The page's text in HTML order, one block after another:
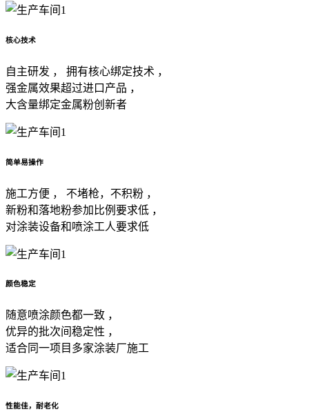
核心技术
自主研发 ， 拥有核心绑定技术 ，
强金属效果超过进口产品 ，
大含量绑定金属粉创新者
简单易操作
施工方便 ， 不堵枪，不积粉 ，
新粉和落地粉参加比例要求低 ，
对涂装设备和喷涂工人要求低
颜色稳定
随意喷涂颜色都一致 ，
优异的批次间稳定性 ，
适合同一项目多家涂装厂施工
性能佳，耐老化